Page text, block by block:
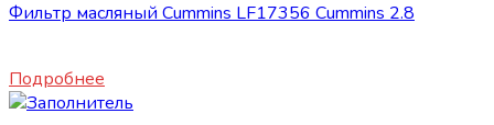
Фильтр масляный Cummins LF17356 Cummins 2.8
Подробнее